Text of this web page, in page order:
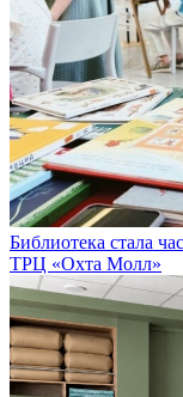
Библиотека стала
ТРЦ «Охта Молл»